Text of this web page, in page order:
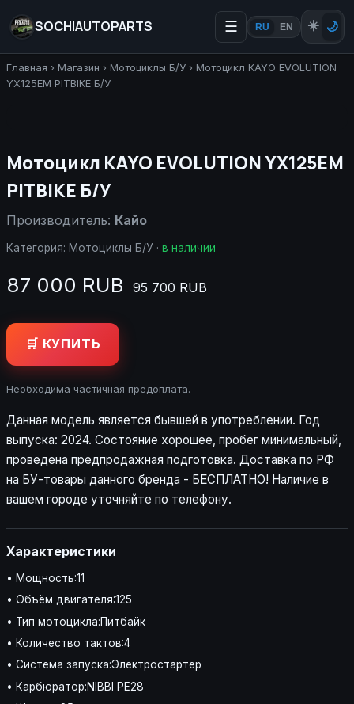
SOCHIAUTOPARTS ☰ RU EN ☀️ 🌙
Главная › Магазин › Мотоциклы Б/У › Мотоцикл KAYO EVOLUTION
YX125EM PITBIKE Б/У
Мотоцикл KAYO EVOLUTION YX125EM
PITBIKE Б/У
Производитель: Кайо
Категория: Мотоциклы Б/У · в наличии
87 000 RUB 95 700 RUB
🛒 КУПИТЬ
Необходима частичная предоплата.
Данная модель является бывшей в употреблении. Год
выпуска: 2024. Состояние хорошее, пробег минимальный,
проведена предпродажная подготовка. Доставка по РФ
на БУ-товары данного бренда - БЕСПЛАТНО! Наличие в
вашем городе уточняйте по телефону.
Характеристики
• Мощность:11
• Объём двигателя:125
• Тип мотоцикла:Питбайк
• Количество тактов:4
• Система запуска:Электростартер
• Карбюратор:NIBBI PE28